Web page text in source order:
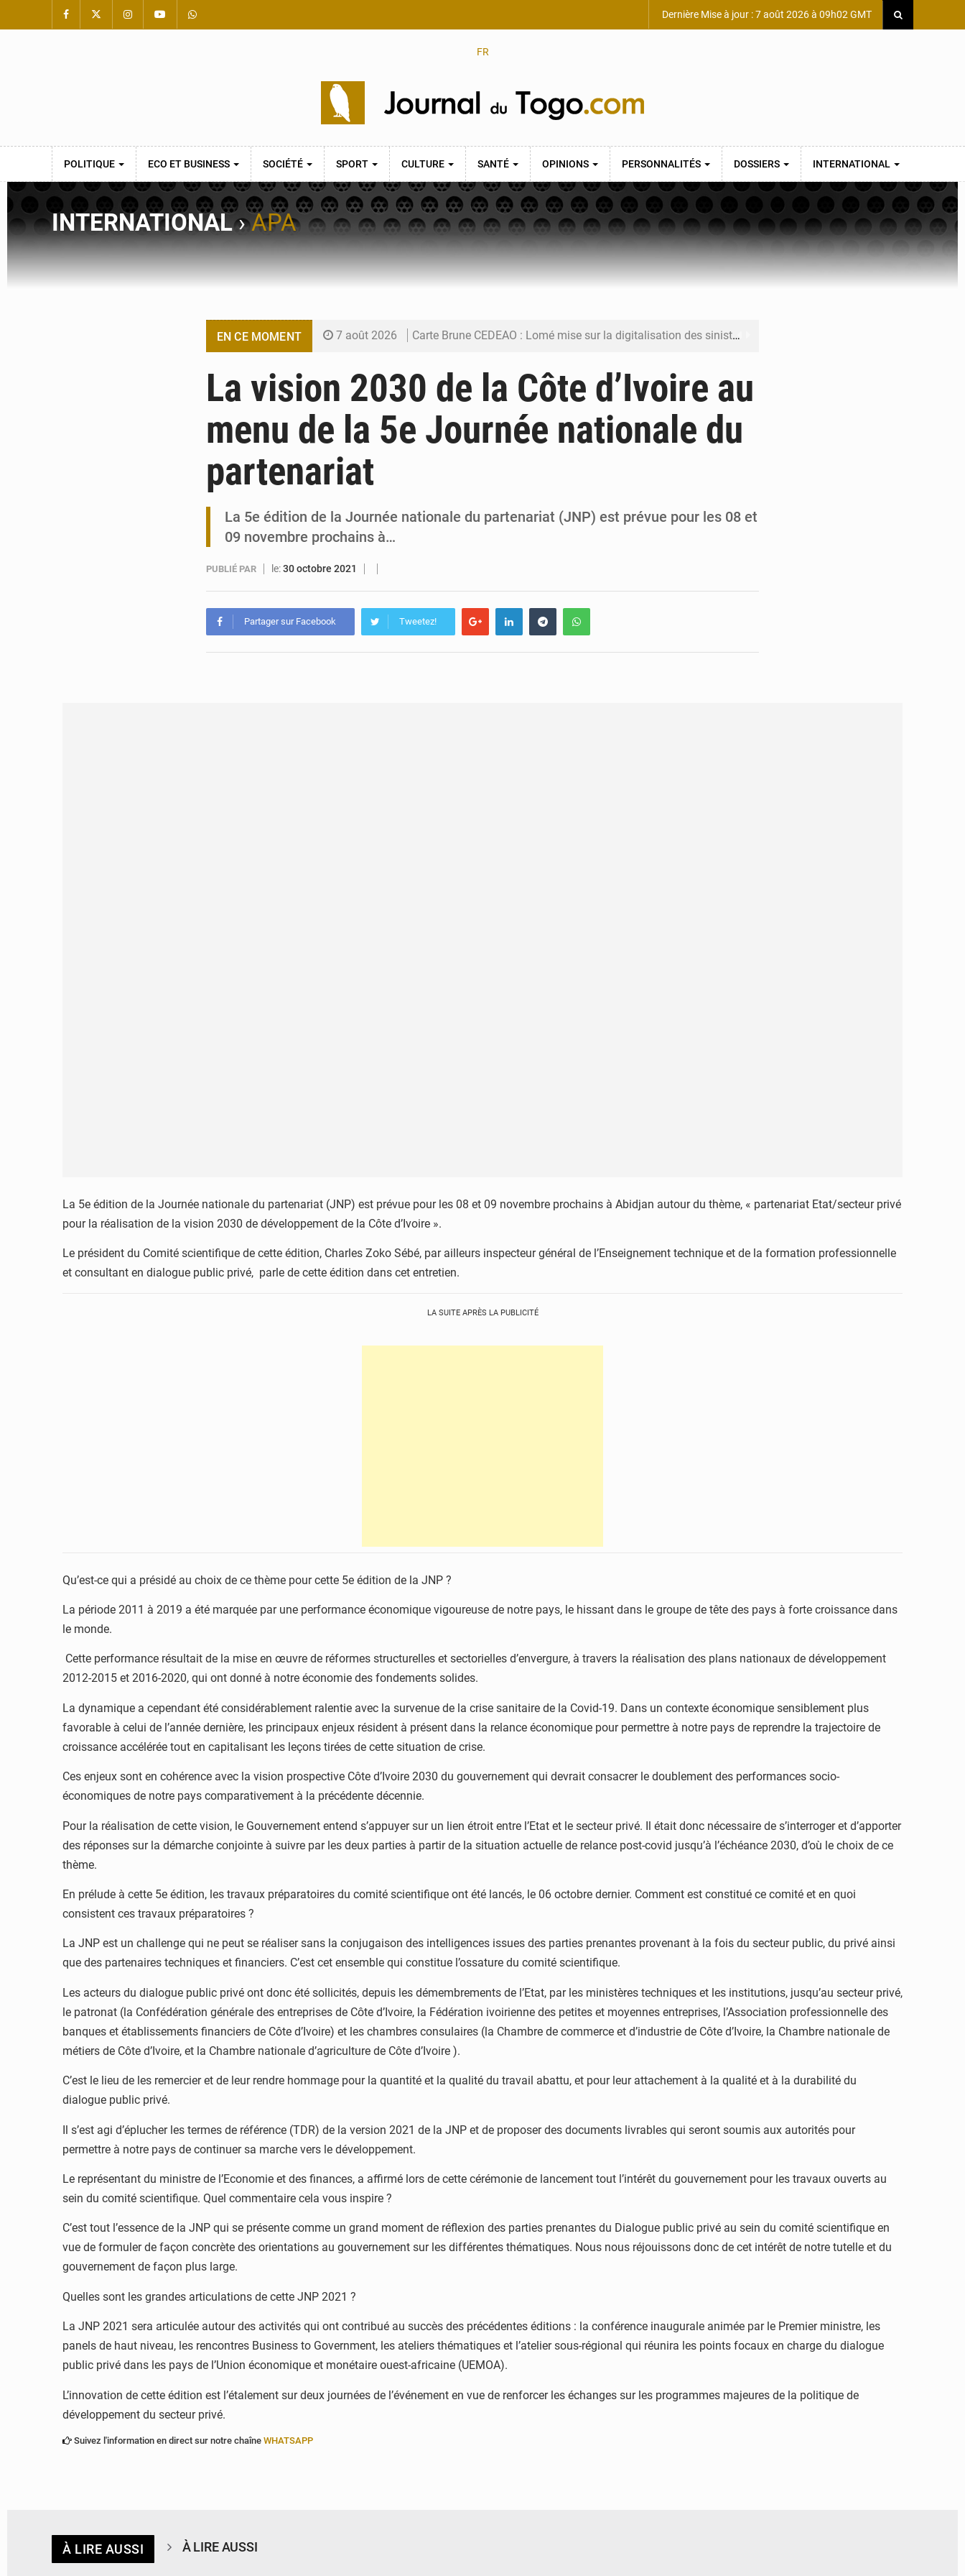
Dernière Mise à jour : 7 août 2026 à 09h02 GMT
FR
POLITIQUE ECO ET BUSINESS SOCIÉTÉ SPORT CULTURE SANTÉ OPINIONS PERSONNALITÉS DOSSIERS INTERNATIONAL
INTERNATIONAL›APA
EN CE MOMENT 7 août 2026 Carte Brune CEDEAO : Lomé mise sur la digitalisation des sinistres
5 août 2026 Budget vert 2027 : Le ministère de l’Économie forme ses cadres à Lomé
5 août 2026 Travail domestique non rémunéré : à Saly, l’Afrique veut en mesurer la valeur
5 août 2026
La vision 2030 de la Côte d’Ivoire au
menu de la 5e Journée nationale du
partenariat
La 5e édition de la Journée nationale du partenariat (JNP) est prévue pour les 08 et
09 novembre prochains à…
PUBLIÉ PAR le:30 octobre 2021
Partager sur Facebook Tweetez!
La 5e édition de la Journée nationale du partenariat (JNP) est prévue pour les 08 et 09 novembre prochains à Abidjan autour du thème, « partenariat Etat/secteur privé
pour la réalisation de la vision 2030 de développement de la Côte d’Ivoire ».
Le président du Comité scientifique de cette édition, Charles Zoko Sébé, par ailleurs inspecteur général de l’Enseignement technique et de la formation professionnelle
et consultant en dialogue public privé, parle de cette édition dans cet entretien.
LA SUITE APRÈS LA PUBLICITÉ
Qu’est-ce qui a présidé au choix de ce thème pour cette 5e édition de la JNP ?
La période 2011 à 2019 a été marquée par une performance économique vigoureuse de notre pays, le hissant dans le groupe de tête des pays à forte croissance dans
le monde.
Cette performance résultait de la mise en œuvre de réformes structurelles et sectorielles d’envergure, à travers la réalisation des plans nationaux de développement
2012-2015 et 2016-2020, qui ont donné à notre économie des fondements solides.
La dynamique a cependant été considérablement ralentie avec la survenue de la crise sanitaire de la Covid-19. Dans un contexte économique sensiblement plus
favorable à celui de l’année dernière, les principaux enjeux résident à présent dans la relance économique pour permettre à notre pays de reprendre la trajectoire de
croissance accélérée tout en capitalisant les leçons tirées de cette situation de crise.
Ces enjeux sont en cohérence avec la vision prospective Côte d’Ivoire 2030 du gouvernement qui devrait consacrer le doublement des performances socio-
économiques de notre pays comparativement à la précédente décennie.
Pour la réalisation de cette vision, le Gouvernement entend s’appuyer sur un lien étroit entre l’Etat et le secteur privé. Il était donc nécessaire de s’interroger et d’apporter
des réponses sur la démarche conjointe à suivre par les deux parties à partir de la situation actuelle de relance post-covid jusqu’à l’échéance 2030, d’où le choix de ce
thème.
En prélude à cette 5e édition, les travaux préparatoires du comité scientifique ont été lancés, le 06 octobre dernier. Comment est constitué ce comité et en quoi
consistent ces travaux préparatoires ?
La JNP est un challenge qui ne peut se réaliser sans la conjugaison des intelligences issues des parties prenantes provenant à la fois du secteur public, du privé ainsi
que des partenaires techniques et financiers. C’est cet ensemble qui constitue l’ossature du comité scientifique.
Les acteurs du dialogue public privé ont donc été sollicités, depuis les démembrements de l’Etat, par les ministères techniques et les institutions, jusqu’au secteur privé,
le patronat (la Confédération générale des entreprises de Côte d’Ivoire, la Fédération ivoirienne des petites et moyennes entreprises, l’Association professionnelle des
banques et établissements financiers de Côte d’Ivoire) et les chambres consulaires (la Chambre de commerce et d’industrie de Côte d’Ivoire, la Chambre nationale de
métiers de Côte d’Ivoire, et la Chambre nationale d’agriculture de Côte d’Ivoire ).
C’est le lieu de les remercier et de leur rendre hommage pour la quantité et la qualité du travail abattu, et pour leur attachement à la qualité et à la durabilité du
dialogue public privé.
Il s’est agi d’éplucher les termes de référence (TDR) de la version 2021 de la JNP et de proposer des documents livrables qui seront soumis aux autorités pour
permettre à notre pays de continuer sa marche vers le développement.
Le représentant du ministre de l’Economie et des finances, a affirmé lors de cette cérémonie de lancement tout l’intérêt du gouvernement pour les travaux ouverts au
sein du comité scientifique. Quel commentaire cela vous inspire ?
C’est tout l’essence de la JNP qui se présente comme un grand moment de réflexion des parties prenantes du Dialogue public privé au sein du comité scientifique en
vue de formuler de façon concrète des orientations au gouvernement sur les différentes thématiques. Nous nous réjouissons donc de cet intérêt de notre tutelle et du
gouvernement de façon plus large.
Quelles sont les grandes articulations de cette JNP 2021 ?
La JNP 2021 sera articulée autour des activités qui ont contribué au succès des précédentes éditions : la conférence inaugurale animée par le Premier ministre, les
panels de haut niveau, les rencontres Business to Government, les ateliers thématiques et l’atelier sous-régional qui réunira les points focaux en charge du dialogue
public privé dans les pays de l’Union économique et monétaire ouest-africaine (UEMOA).
L’innovation de cette édition est l’étalement sur deux journées de l’événement en vue de renforcer les échanges sur les programmes majeures de la politique de
développement du secteur privé.
Suivez l'information en direct sur notre chaîne WHATSAPP
À LIRE AUSSI À LIRE AUSSI